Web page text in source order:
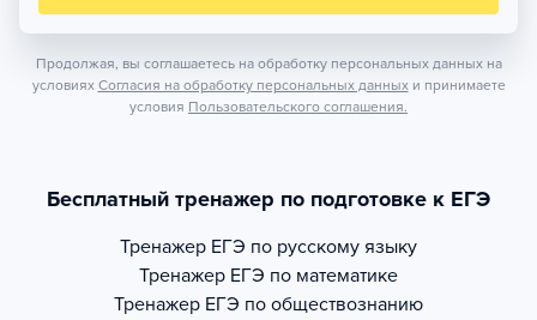
Продолжая, вы соглашаетесь на обработку персональных данных на
условиях Согласия на обработку персональных данных и принимаете
условия Пользовательского соглашения.
Бесплатный тренажер по подготовке к ЕГЭ
Тренажер ЕГЭ по русскому языку
Тренажер ЕГЭ по математике
Тренажер ЕГЭ по обществознанию